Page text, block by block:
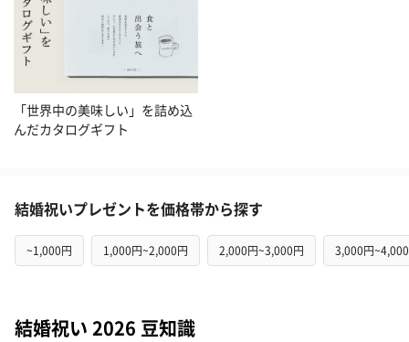
「世界中の美味しい」を詰め込
んだカタログギフト
結婚祝いプレゼントを価格帯から探す
~1,000円 1,000円~2,000円 2,000円~3,000円 3,000円
結婚祝い 2026 豆知識